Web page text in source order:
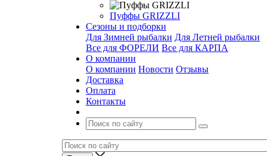
Пуффы GRIZZLI
Сезоны и подборки
Для Зимней рыбалки Для Летней рыбалки
Все для ФОРЕЛИ Все для КАРПА
О компании
О компании Новости Отзывы
Доставка
Оплата
Контакты